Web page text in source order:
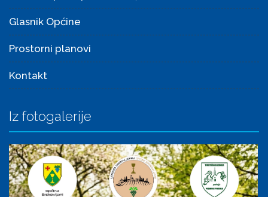
Glasnik Općine
Prostorni planovi
Kontakt
Iz fotogalerije